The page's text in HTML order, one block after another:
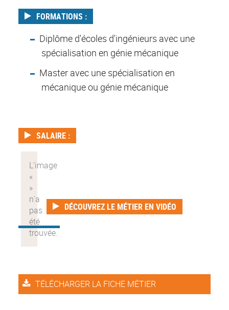
FORMATIONS :
Diplôme d'écoles d'ingénieurs avec une
spécialisation en génie mécanique
Master avec une spécialisation en
mécanique ou génie mécanique
SALAIRE :
DÉCOUVREZ LE MÉTIER EN VIDÉO
TÉLÉCHARGER LA FICHE MÉTIER